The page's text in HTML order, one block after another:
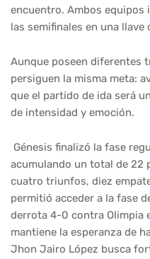
encuentro. Ambos equipos
las semifinales en una llave
Aunque poseen diferentes
persiguen la misma meta:
que el partido de ida será
de intensidad y emoción.
Génesis finalizó la fase
acumulando un total de 22
cuatro triunfos, diez
permitió acceder a la fase
derrota 4-0 contra Olimpia
mantiene la esperanza de
Jhon Jairo López busca